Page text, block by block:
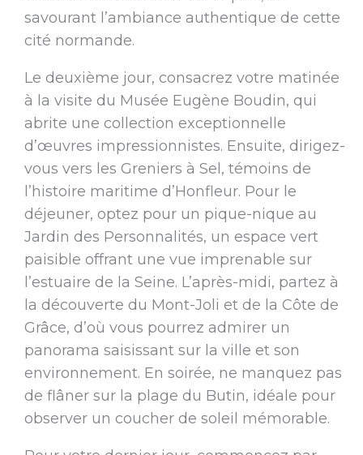
savourant l’ambiance authentique de cette
cité normande.
Le deuxième jour, consacrez votre matinée
à la visite du Musée Eugène Boudin, qui
abrite une collection exceptionnelle
d’œuvres impressionnistes. Ensuite, dirigez-
vous vers les Greniers à Sel, témoins de
l’histoire maritime d’Honfleur. Pour le
déjeuner, optez pour un pique-nique au
Jardin des Personnalités, un espace vert
paisible offrant une vue imprenable sur
l’estuaire de la Seine. L’après-midi, partez à
la découverte du Mont-Joli et de la Côte de
Grâce, d’où vous pourrez admirer un
panorama saisissant sur la ville et son
environnement. En soirée, ne manquez pas
de flâner sur la plage du Butin, idéale pour
observer un coucher de soleil mémorable.